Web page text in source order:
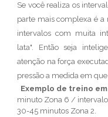
Se você realiza os
parte mais complexa é
intervalos com muita
lata". Então seja
atenção na força
pressão a medida em
Exemplo de treino em
minuto Zona 6 /
30-45 minutos Zona 2.